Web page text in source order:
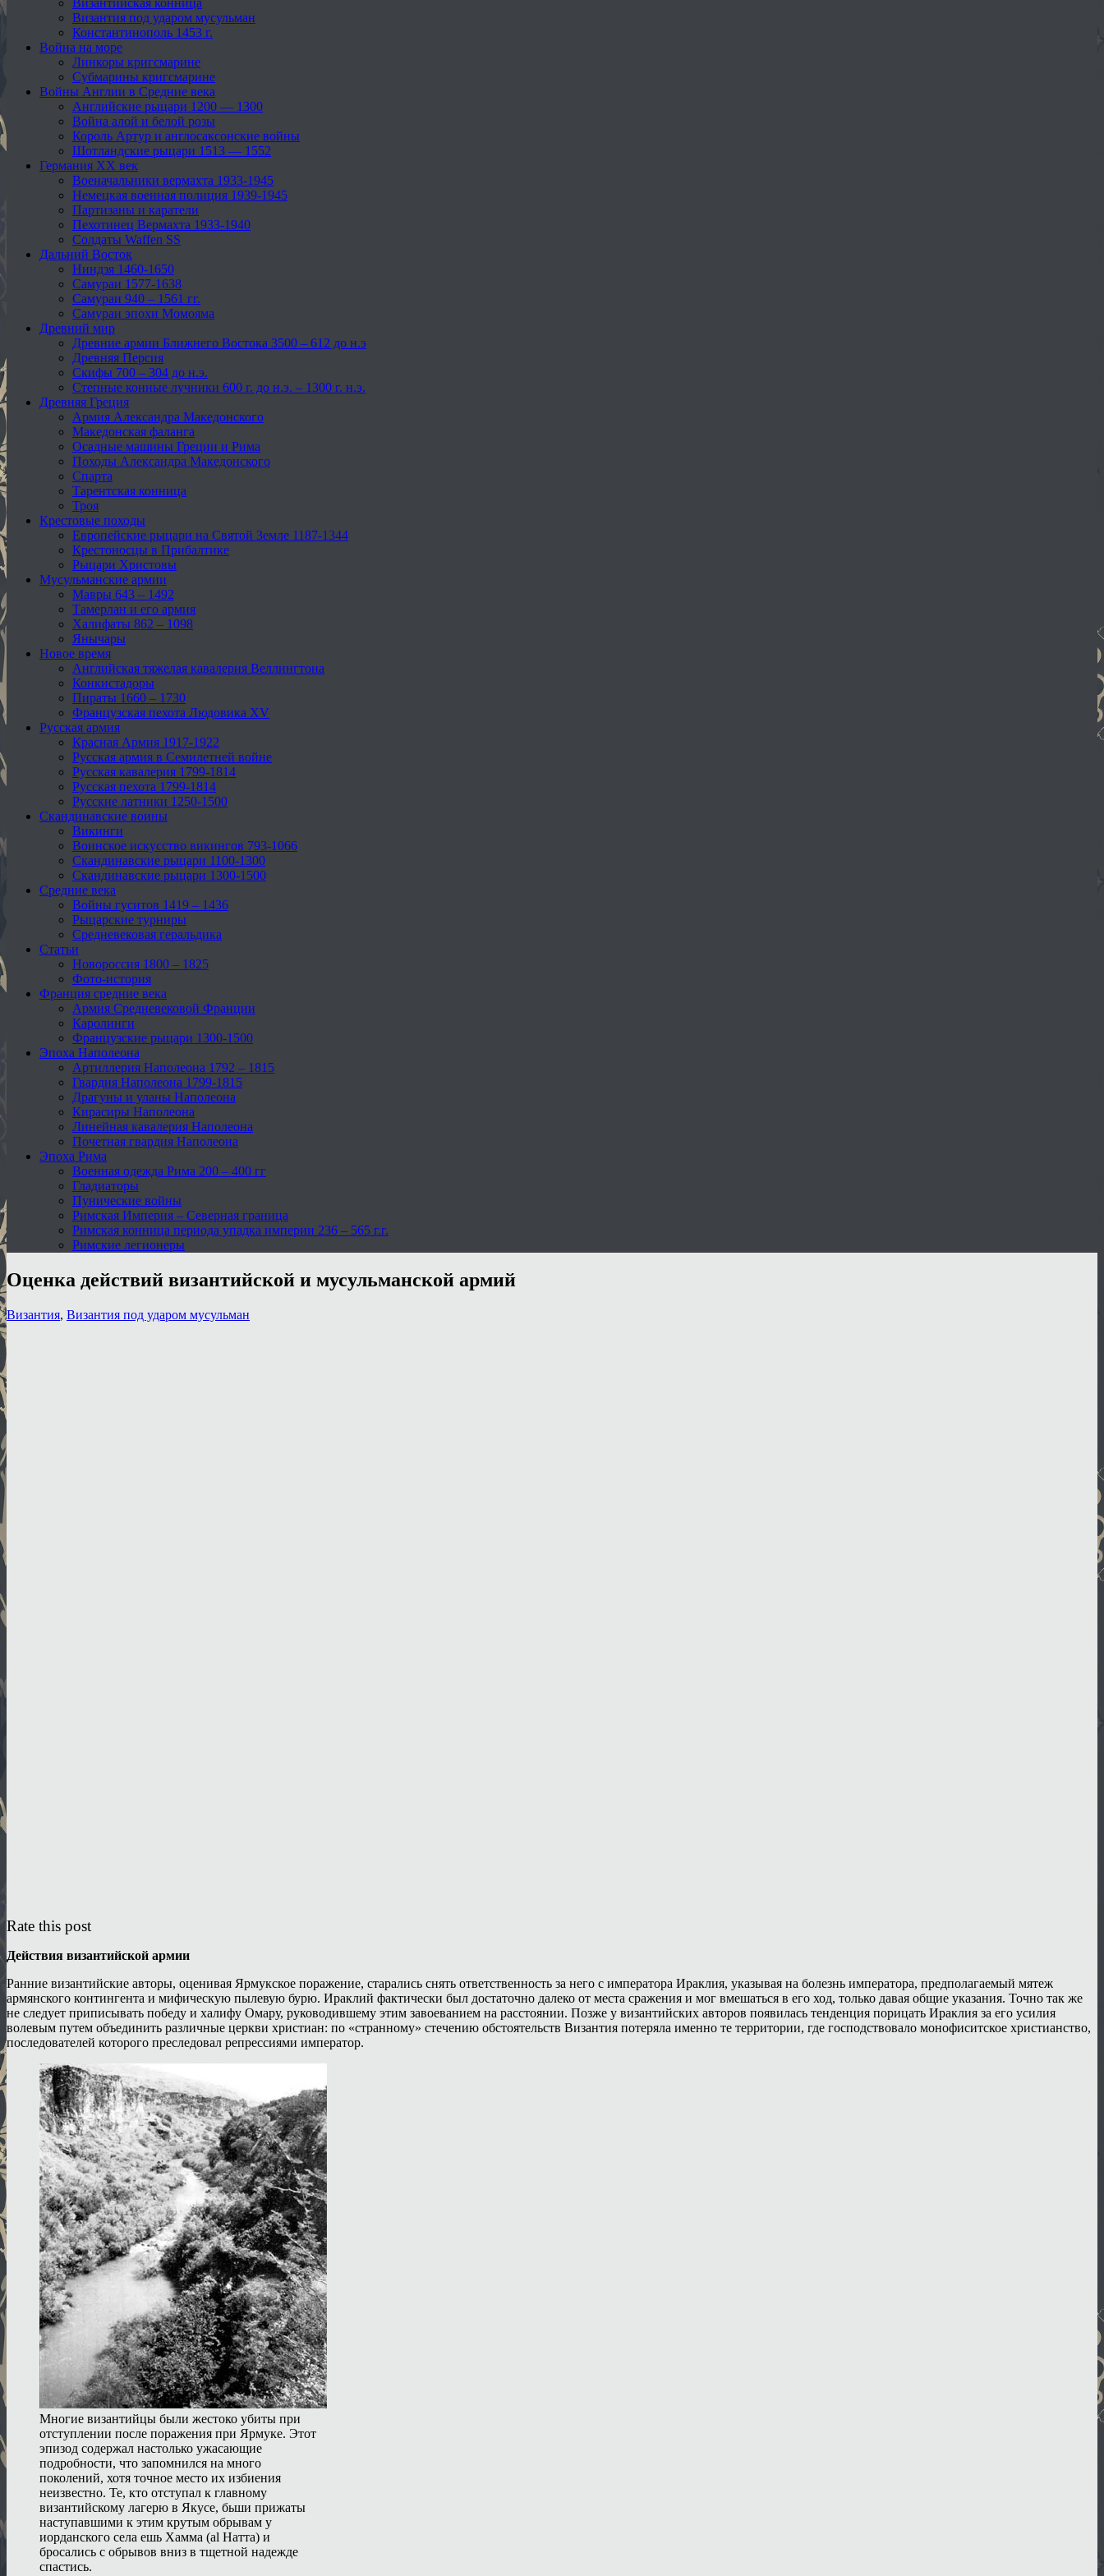
Византийская конница
Византия под ударом мусульман
Константинополь 1453 г.
Война на море
Линкоры кригсмарине
Субмарины кригсмарине
Войны Англии в Средние века
Английские рыцари 1200 — 1300
Война алой и белой розы
Король Артур и англосаксонские войны
Шотландские рыцари 1513 — 1552
Германия XX век
Военачальники вермахта 1933-1945
Немецкая военная полиция 1939-1945
Партизаны и каратели
Пехотинец Вермахта 1933-1940
Солдаты Waffen SS
Дальний Восток
Ниндзя 1460-1650
Самураи 1577-1638
Самураи 940 – 1561 гг.
Самураи эпохи Момояма
Древний мир
Древние армии Ближнего Востока 3500 – 612 до н.э
Древняя Персия
Скифы 700 – 304 до н.э.
Степные конные лучники 600 г. до н.э. – 1300 г. н.э.
Древняя Греция
Армия Александра Македонского
Македонская фаланга
Осадные машины Греции и Рима
Походы Александра Македонского
Спарта
Тарентская конница
Троя
Крестовые походы
Европейские рыцари на Святой Земле 1187-1344
Крестоносцы в Прибалтике
Рыцари Христовы
Мусульманские армии
Мавры 643 – 1492
Тамерлан и его армия
Халифаты 862 – 1098
Янычары
Новое время
Английская тяжелая кавалерия Веллингтона
Конкистадоры
Пираты 1660 – 1730
Французская пехота Людовика XV
Русская армия
Красная Армия 1917-1922
Русская армия в Семилетней войне
Русская кавалерия 1799-1814
Русская пехота 1799-1814
Русские латники 1250-1500
Скандинавские воины
Викинги
Воинское искусство викингов 793-1066
Скандинавские рыцари 1100-1300
Скандинавские рыцари 1300-1500
Средние века
Войны гуситов 1419 – 1436
Рыцарские турниры
Средневековая геральдика
Статьи
Новороссия 1800 – 1825
Фото-история
Франция средние века
Армия Средневековой Франции
Каролинги
Французские рыцари 1300-1500
Эпоха Наполеона
Артиллерия Наполеона 1792 – 1815
Гвардия Наполеона 1799-1815
Драгуны и уланы Наполеона
Кирасиры Наполеона
Линейная кавалерия Наполеона
Почетная гвардия Наполеона
Эпоха Рима
Военная одежда Рима 200 – 400 гг
Гладиаторы
Пунические войны
Римская Империя – Северная граница
Римская конница периода упадка империи 236 – 565 г.г.
Римские легионеры
Оценка действий византийской и мусульманской армий
Византия, Византия под ударом мусульман
Rate this post
Действия византийской армии
Ранние византийские авторы, оценивая Ярмукское поражение, старались снять ответственность за него с императора Ираклия, указывая на болезнь императора, предполагаемый мятеж
армянского контингента и мифическую пылевую бурю. Ираклий фактически был достаточно далеко от места сражения и мог вмешаться в его ход, только давая общие указания. Точно так же
не следует приписывать победу и халифу Омару, руководившему этим завоеванием на расстоянии. Позже у византийских авторов появилась тенденция порицать Ираклия за его усилия
волевым путем объединить различные церкви христиан: по «странному» стечению обстоятельств Византия потеряла именно те территории, где господствовало монофиситское христианство,
последователей которого преследовал репрессиями император.
Многие византийцы были жестоко убиты при
отступлении после поражения при Ярмуке. Этот
эпизод содержал настолько ужасающие
подробности, что запомнился на много
поколений, хотя точное место их избиения
неизвестно. Те, кто отступал к главному
византийскому лагерю в Якусе, бьши прижаты
наступавшими к этим крутым обрывам у
иорданского села ешь Хамма (al Натта) и
бросались с обрывов вниз в тщетной надежде
спастись.